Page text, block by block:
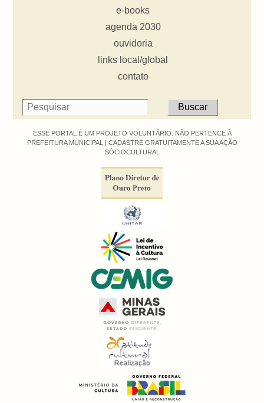
e-books
agenda 2030
ouvidoria
links local/global
contato
ESSE PORTAL É UM PROJETO VOLUNTÁRIO. NÃO PERTENCE À
PREFEITURA MUNICIPAL | CADASTRE GRATUITAMENTE A SUA AÇÃO
SÓCIOCULTURAL